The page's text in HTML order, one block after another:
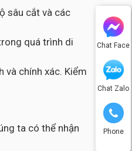
Chat Face
Chat Zalo
Phone
sâu cắt và các
quá trình di
và chính xác. Kiểm
ta có thể nhận